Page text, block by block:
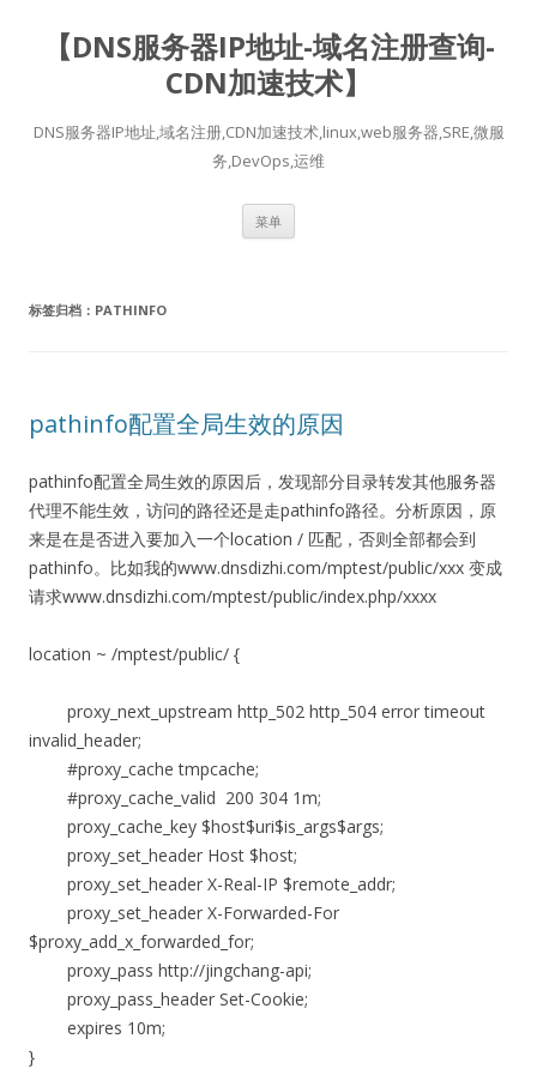
【DNS服务器IP地址-域名注册查询-
CDN加速技术】
DNS服务器IP地址,域名注册,CDN加速技术,linux,web服务器,SRE,微服
务,DevOps,运维
菜单
标签归档： PATHINFO
pathinfo配置全局生效的原因
pathinfo配置全局生效的原因后，发现部分目录转发其他服务器
代理不能生效，访问的路径还是走pathinfo路径。分析原因，原
来是在是否进入要加入一个location / 匹配，否则全部都会到
pathinfo。比如我的www.dnsdizhi.com/mptest/public/xxx 变成
请求www.dnsdizhi.com/mptest/public/index.php/xxxx
location ~ /mptest/public/ {
proxy_next_upstream http_502 http_504 error timeout
invalid_header;
#proxy_cache tmpcache;
#proxy_cache_valid 200 304 1m;
proxy_cache_key $host$uri$is_args$args;
proxy_set_header Host $host;
proxy_set_header X-Real-IP $remote_addr;
proxy_set_header X-Forwarded-For
$proxy_add_x_forwarded_for;
proxy_pass http://jingchang-api;
proxy_pass_header Set-Cookie;
expires 10m;
}